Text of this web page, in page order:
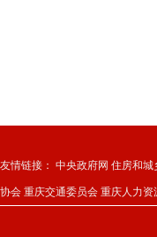
友情链接： 中央政府网 住房和城
协会 重庆交通委员会 重庆人力资